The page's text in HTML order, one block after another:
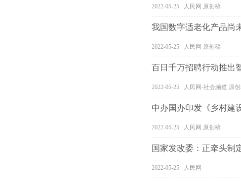
2022-05-25 人民网 原创稿
我国数字适老化产品尚
2022-05-25 人民网 原创稿
百日千万招聘行动推出
2022-05-25 人民网-社会频道 原
中办国办印发《乡村建
2022-05-25 人民网 原创稿
国家发改委：正牵头制
2022-05-25 人民网